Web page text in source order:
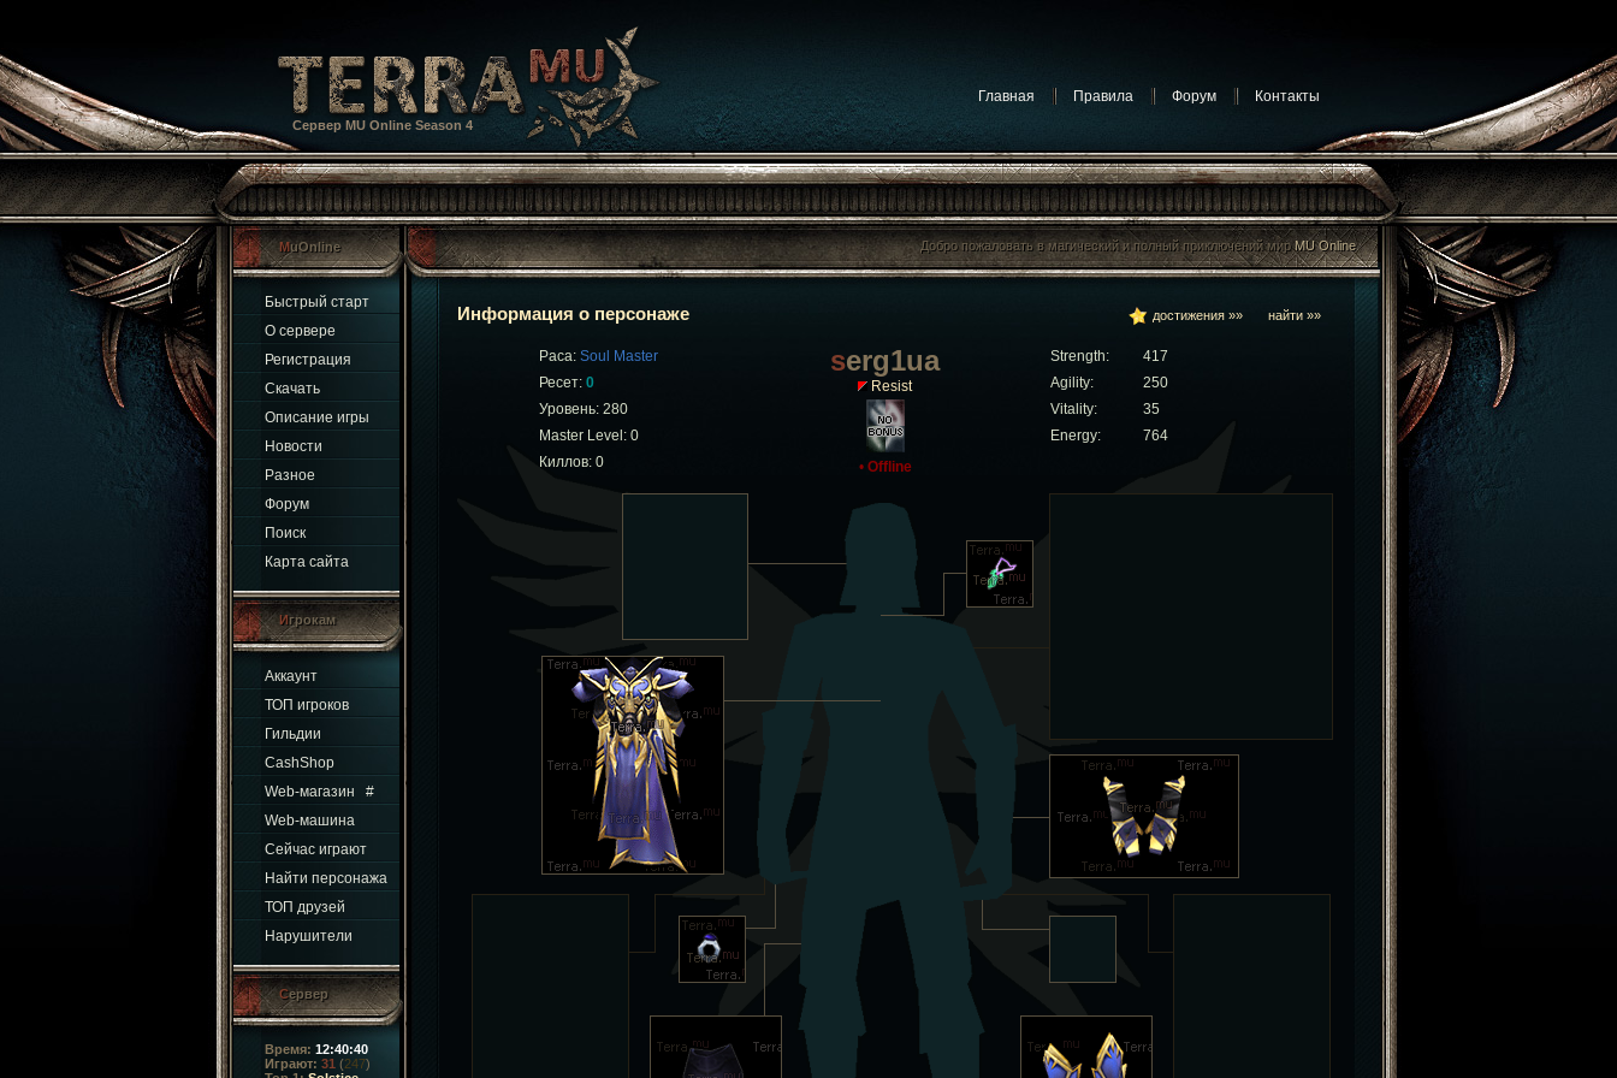
Сервер MU Online Season 4
Главная Правила Форум Контакты
MuOnline
Быстрый старт
О сервере
Регистрация
Скачать
Описание игры
Новости
Разное
Форум
Поиск
Карта сайта
Игрокам
Аккаунт
ТОП игроков
Гильдии
CashShop
Web-магазин
#
Web-машина
Сейчас играют
Найти персонажа
ТОП друзей
Нарушители
Сервер
Время: 12:40:41
Играют: 31 (247)
Добро пожаловать в магический и полный приключений мирMU Online
Добро пожаловать в магический и полный приключений мир MU Online
Информация о персонаже достижения »» найти »»
Раса: Soul Master serg1ua
Resist
• Offline
Strength:
417
Ресет: 0 Agility:
250
Уровень: 280
Vitality:
35
Master Level: 0
Energy:
764
Киллов: 0